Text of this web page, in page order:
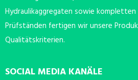
Hydraulikaggregaten sowie
Prüfständen fertigen wir unsere
Qualitätskriterien.
SOCIAL MEDIA KANÄLE